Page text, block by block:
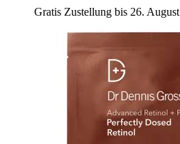
Gratis Zustellung bis 26. August